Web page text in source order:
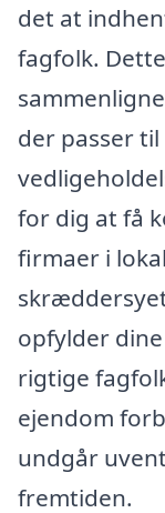
det at
fagfolk.
der passer
for dig at få
firmaer i
opfylder
rigtige
ejendom
undgår
fremtiden.